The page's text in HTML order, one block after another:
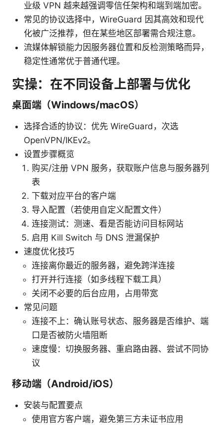
业级 VPN 越来越强调零信任架构和端到端加密。
常见的协议选择中，WireGuard 因其高效和现代
化被广泛推荐，但在某些地区部署需合规注意。
流媒体解锁能力因服务器位置和反检测策略而异，
稳定性通常优于普通代理。
实操：在不同设备上部署与优化
桌面端（Windows/macOS）
选择合适的协议：优先 WireGuard，次选
OpenVPN/IKEv2。
设置步骤概览
购买/注册 VPN 服务，获取账户信息与服务器列
表
下载对应平台的客户端
导入配置（若使用自定义配置文件）
连接测试：测速、看是否能访问目标网站
启用 Kill Switch 与 DNS 泄漏保护
速度优化技巧
连接离你最近的服务器，避免跨洋连接
打开并行连接（如多线程下载工具）
关闭不必要的后台应用，占用带宽
常见问题
连接不上：确认账号状态、服务器是否维护、端
口是否被防火墙阻断
速度慢：切换服务器、重启路由器、尝试不同协
议
移动端（Android/iOS）
安装与配置要点
使用官方客户端，避免第三方未证书应用